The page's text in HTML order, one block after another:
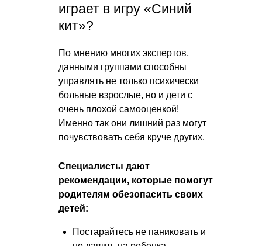
играет в игру «Синий
кит»?
По мнению многих экспертов,
данными группами способны
управлять не только психически
больные взрослые, но и дети с
очень плохой самооценкой!
Именно так они лишний раз могут
почувствовать себя круче других.
Специалисты дают
рекомендации, которые помогут
родителям обезопасить своих
детей:
Постарайтесь не паниковать и